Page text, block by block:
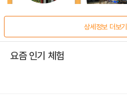
상세정보 더보기
요즘 인기 체험